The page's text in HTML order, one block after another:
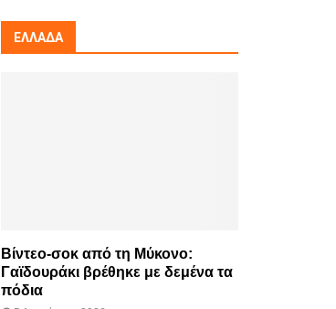
ΕΛΛΆΔΑ
Βίντεο-σοκ από τη Μύκονο:
Γαϊδουράκι βρέθηκε με δεμένα τα
πόδια